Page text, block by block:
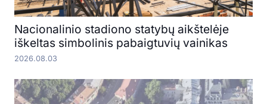
Nacionalinio stadiono statybų aikštelėje
iškeltas simbolinis pabaigtuvių vainikas
2026.08.03